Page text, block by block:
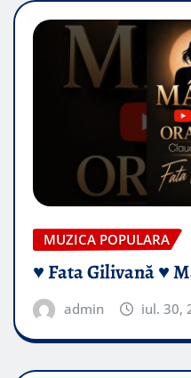
MUZICA POPULARA
♥️ Fata Gilivană ♥️
admin iul. 30,